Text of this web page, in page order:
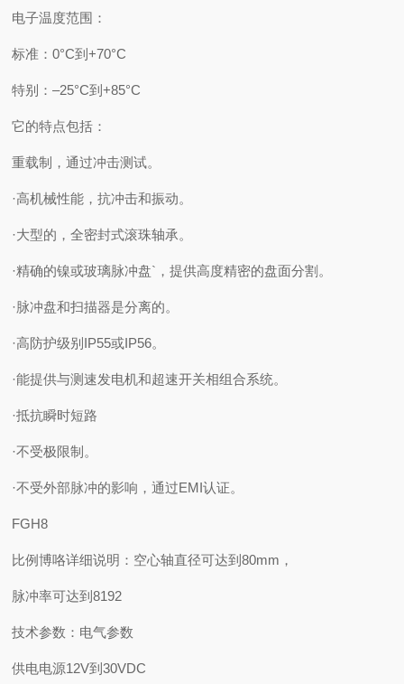
电子温度范围：
标准：0°C到+70°C
特别：–25°C到+85°C
它的特点包括：
重载制，通过冲击测试。
·高机械性能，抗冲击和振动。
·大型的，全密封式滚珠轴承。
·精确的镍或玻璃脉冲盘`，提供高度精密的盘面分割。
·脉冲盘和扫描器是分离的。
·高防护级别IP55或IP56。
·能提供与测速发电机和超速开关相组合系统。
·抵抗瞬时短路
·不受极限制。
·不受外部脉冲的影响，通过EMI认证。
FGH8
比例博咯详细说明：空心轴直径可达到80mm，
脉冲率可达到8192
技术参数：电气参数
供电电源12V到30VDC